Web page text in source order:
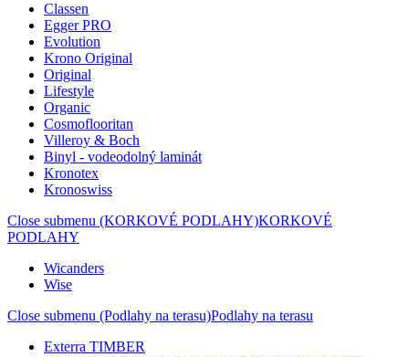
Classen
Egger PRO
Evolution
Krono Original
Original
Lifestyle
Organic
Cosmoflooritan
Villeroy & Boch
Binyl - vodeodolný laminát
Kronotex
Kronoswiss
Close submenu (KORKOVÉ PODLAHY)KORKOVÉ
PODLAHY
Wicanders
Wise
Close submenu (Podlahy na terasu)Podlahy na terasu
Exterra TIMBER